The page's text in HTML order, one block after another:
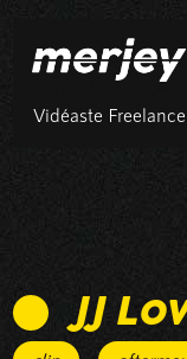
Vidéaste Freelance
JJ